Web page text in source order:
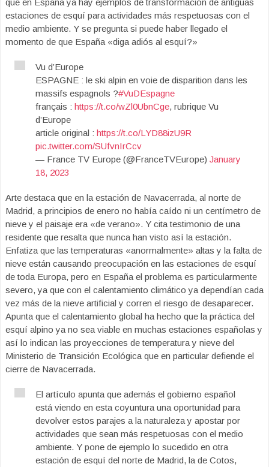
que en España ya hay ejemplos de transformación de antiguas
estaciones de esquí para actividades más respetuosas con el
medio ambiente. Y se pregunta si puede haber llegado el
momento de que España «diga adiós al esquí?»
Vu d’Europe
ESPAGNE : le ski alpin en voie de disparition dans les
massifs espagnols ?#VuDEspagne
français : https://t.co/wZl0UbnCge, rubrique Vu
d’Europe
article original : https://t.co/LYD88izU9R
pic.twitter.com/SUfvnIrCcv
— France TV Europe (@FranceTVEurope) January
18, 2023
Arte destaca que en la estación de Navacerrada, al norte de
Madrid, a principios de enero no había caído ni un centímetro de
nieve y el paisaje era «de verano». Y cita testimonio de una
residente que resalta que nunca han visto así la estación.
Enfatiza que las temperaturas «anormalmente» altas y la falta de
nieve están causando preocupación en las estaciones de esquí
de toda Europa, pero en España el problema es particularmente
severo, ya que con el calentamiento climático ya dependían cada
vez más de la nieve artificial y corren el riesgo de desaparecer.
Apunta que el calentamiento global ha hecho que la práctica del
esquí alpino ya no sea viable en muchas estaciones españolas y
así lo indican las proyecciones de temperatura y nieve del
Ministerio de Transición Ecológica que en particular defiende el
cierre de Navacerrada.
El artículo apunta que además el gobierno español
está viendo en esta coyuntura una oportunidad para
devolver estos parajes a la naturaleza y apostar por
actividades que sean más respetuosas con el medio
ambiente. Y pone de ejemplo lo sucedido en otra
estación de esquí del norte de Madrid, la de Cotos,